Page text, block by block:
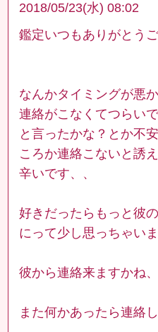
2018/05/23(水) 08:02
鑑定いつもありがとう
なんかタイミングが悪
連絡がこなくてつらい
と言ったかな？とか不
ころか連絡こないと誘
辛いです、、
好きだったらもっと彼
にって少し思っちゃいま
彼から連絡来ますかね、
また何かあったら連絡